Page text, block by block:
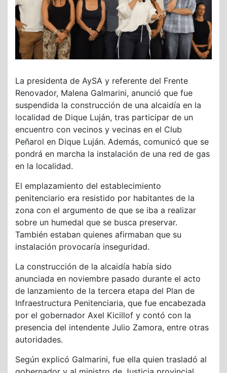
La presidenta de AySA y referente del Frente
Renovador, Malena Galmarini, anunció que fue
suspendida la construcción de una alcaidía en la
localidad de Dique Luján, tras participar de un
encuentro con vecinos y vecinas en el Club
Peñarol en Dique Luján. Además, comunicó que se
pondrá en marcha la instalación de una red de gas
en la localidad.
El emplazamiento del establecimiento
penitenciario era resistido por habitantes de la
zona con el argumento de que se iba a realizar
sobre un humedal que se busca preservar.
También estaban quienes afirmaban que su
instalación provocaría inseguridad.
La construcción de la alcaidía había sido
anunciada en noviembre pasado durante el acto
de lanzamiento de la tercera etapa del Plan de
Infraestructura Penitenciaria, que fue encabezada
por el gobernador Axel Kicillof y contó con la
presencia del intendente Julio Zamora, entre otras
autoridades.
Según explicó Galmarini, fue ella quien trasladó al